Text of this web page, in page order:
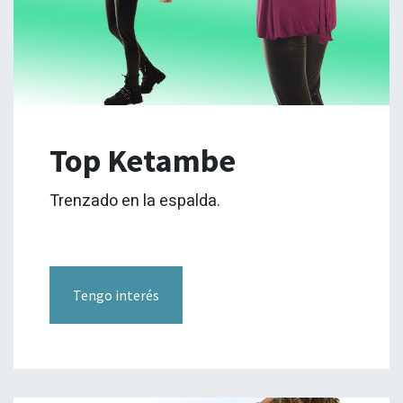
Top Ketambe
Trenzado en la espalda.
Tengo interés